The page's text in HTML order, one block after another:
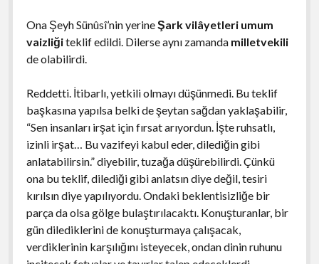
Ona Şeyh Sünûsî’nin yerineŞark vilâyetleri umum
vaizliğiteklif edildi. Dilerse aynı zamanda milletvekili
de olabilirdi.
Reddetti. İtibarlı, yetkili olmayı düşünmedi. Bu teklif
başkasına yapılsa belki de şeytan sağdan yaklaşabilir,
“Sen insanları irşat için fırsat arıyordun. İşte ruhsatlı,
izinli irşat… Bu vazifeyi kabul eder, dilediğin gibi
anlatabilirsin.” diyebilir, tuzağa düşürebilirdi. Çünkü
ona bu teklif, dilediği gibi anlatsın diye değil, tesiri
kırılsın diye yapılıyordu. Ondaki beklentisizliğe bir
parça da olsa gölge bulaştırılacaktı. Konuşturanlar, bir
gün dilediklerini de konuşturmaya çalışacak,
verdiklerinin karşılığını isteyecek, ondan dinin ruhunu